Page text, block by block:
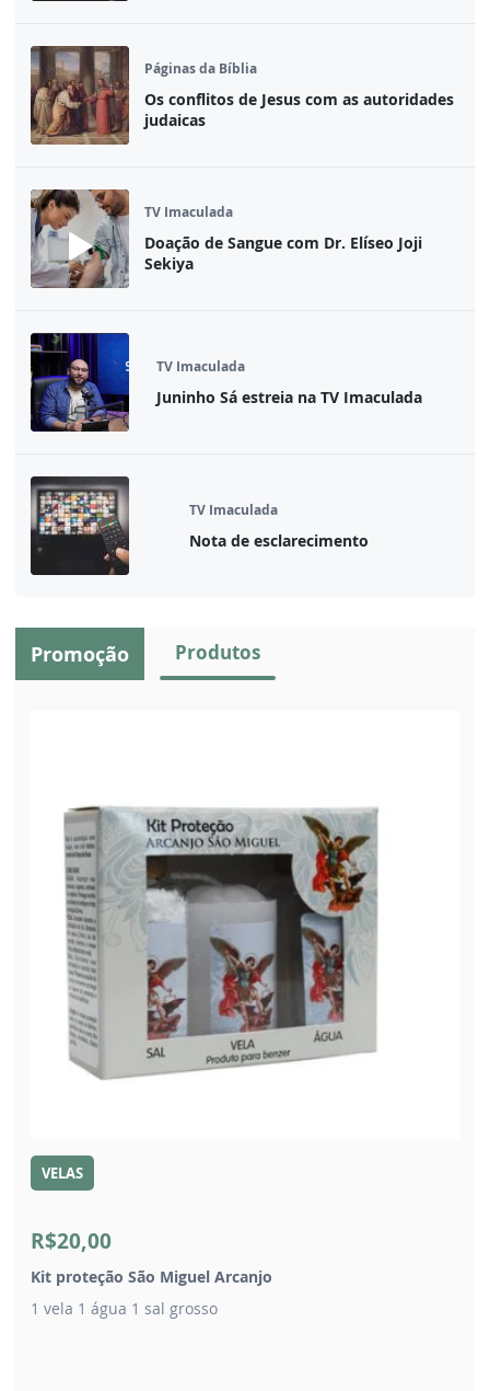
Páginas da Bíblia
Os conflitos de Jesus com as autoridades
judaicas
TV Imaculada
Doação de Sangue com Dr. Elíseo Joji
Sekiya
TV Imaculada
Juninho Sá estreia na TV Imaculada
TV Imaculada
Nota de esclarecimento
Promoção Produtos
VELAS
R$20,00
Kit proteção São Miguel Arcanjo
1 vela 1 água 1 sal grosso